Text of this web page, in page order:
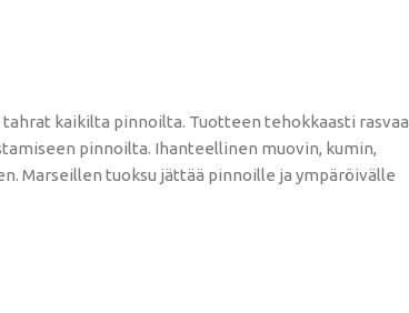
tahrat kaikilta pinnoilta. Tuotteen tehokkaasti rasvaa
pinnoilta. Ihanteellinen muovin, kumin,
Marseillen tuoksu jättää pinnoille ja ympäröivälle